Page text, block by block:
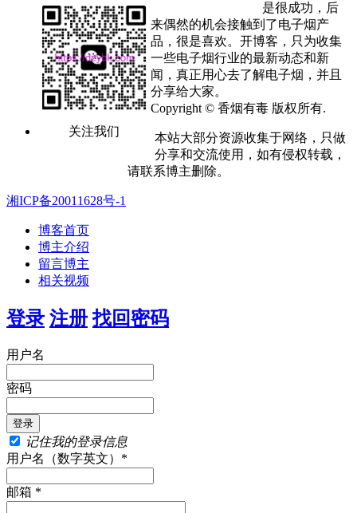
关注我们
是很成功，后
来偶然的机会接触到了电子烟产
品，很是喜欢。开博客，只为收集
一些电子烟行业的最新动态和新
闻，真正用心去了解电子烟，并且
分享给大家。
Copyright © 香烟有毒 版权所有.
本站大部分资源收集于网络，只做
分享和交流使用，如有侵权转载，
请联系博主删除。
湘ICP备20011628号-1
博客首页
博主介绍
留言博主
相关视频
登录 注册 找回密码
用户名
密码
记住我的登录信息
用户名（数字英文）*
邮箱 *